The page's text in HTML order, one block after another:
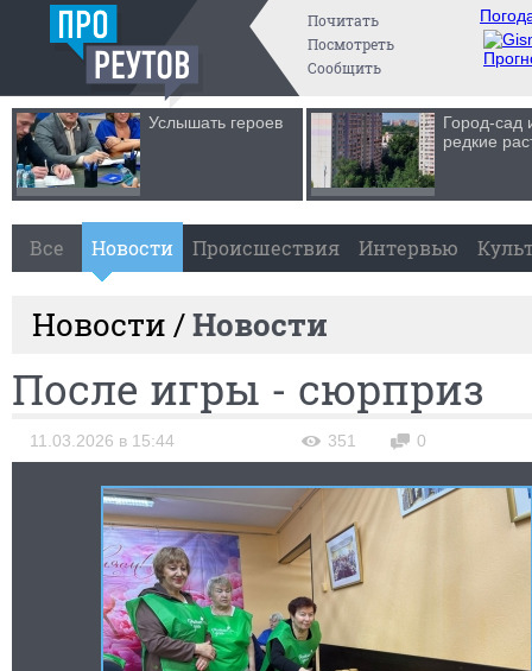
Почитать
Посмотреть
Сообщить
Услышать героев
Город-сад
редкие
Все Новости Происшествия Интервью
Новости /Новости
После игры - сюрприз
11.03.2026 в 15:44 351 0